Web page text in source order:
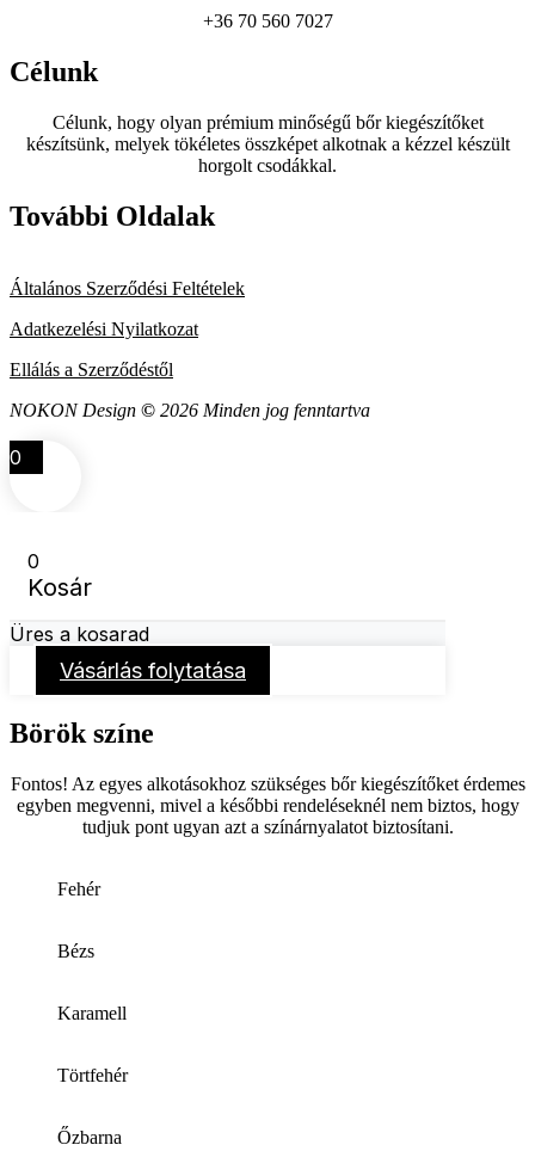
+36 70 560 7027
Célunk
Célunk, hogy olyan prémium minőségű bőr kiegészítőket
készítsünk, melyek tökéletes összképet alkotnak a kézzel készült
horgolt csodákkal.
További Oldalak
Általános Szerződési Feltételek
Adatkezelési Nyilatkozat
Ellálás a Szerződéstől
NOKON Design © 2026 Minden jog fenntartva
0
0
Kosár
Üres a kosarad
Vásárlás folytatása
Börök színe
Fontos! Az egyes alkotásokhoz szükséges bőr kiegészítőket érdemes
egyben megvenni, mivel a későbbi rendeléseknél nem biztos, hogy
tudjuk pont ugyan azt a színárnyalatot biztosítani.
Fehér
Bézs
Karamell
Törtfehér
Őzbarna